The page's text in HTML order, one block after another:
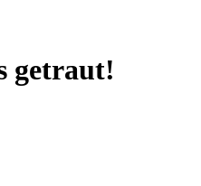
getraut!